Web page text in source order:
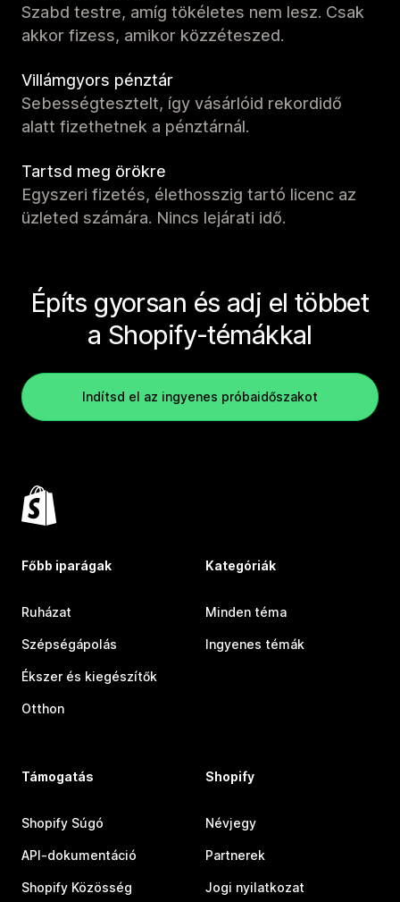
Szabd testre, amíg tökéletes nem lesz. Csak
akkor fizess, amikor közzéteszed.
Villámgyors pénztár
Sebességtesztelt, így vásárlóid rekordidő
alatt fizethetnek a pénztárnál.
Tartsd meg örökre
Egyszeri fizetés, élethosszig tartó licenc az
üzleted számára. Nincs lejárati idő.
Építs gyorsan és adj el többet
a Shopify-témákkal
Indítsd el az ingyenes próbaidőszakot
Főbb iparágak
Ruházat
Szépségápolás
Ékszer és kiegészítők
Otthon
Kategóriák
Minden téma
Ingyenes témák
Támogatás
Shopify Súgó
API-dokumentáció
Shopify Közösség
Shopify
Névjegy
Partnerek
Jogi nyilatkozat